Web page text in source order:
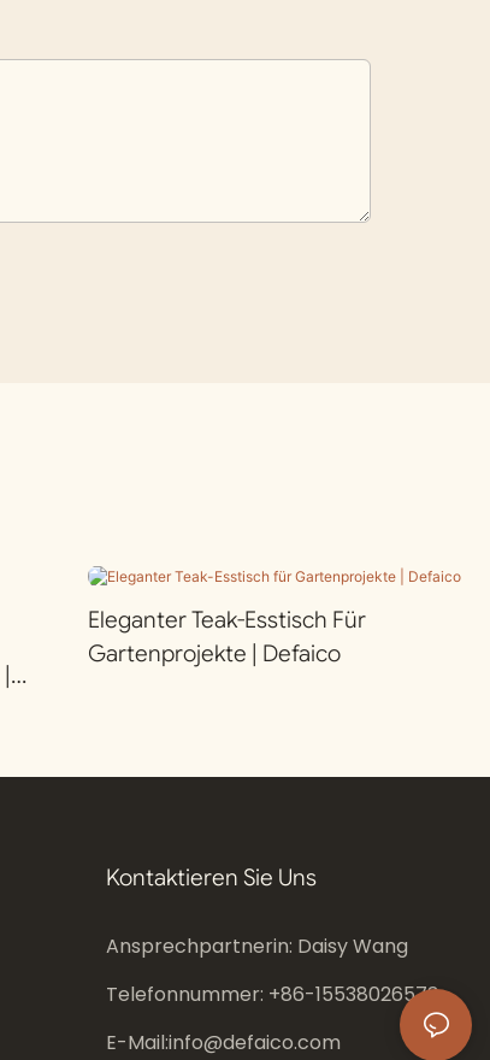
Eleganter Teak-Esstisch Für
Gartenprojekte | Defaico
Kontaktieren Sie Uns
Ansprechpartnerin: Daisy Wang
Telefonnummer: +86-15538026573
E-Mail:info@defaico.com